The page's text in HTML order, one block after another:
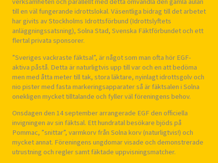
till en väl fungerande idrottslokal. Väsentliga bidrag till det arbetet
har givits av Stockholms Idrottsförbund (Idrottslyftets
anläggningssatsning), Solna Stad, Svenska Fäktförbundet och ett
flertal privata sponsorer.
”Sveriges vackraste fäktsal”, är något som man ofta hör EGF-
aktiva påstå. Detta är naturligtvis upp till var och en att bedöma
men med åtta meter till tak, stora läktare, nyinlagt idrottsgolv och
nio pister med fasta markeringsapparater så är fäktsalen i Solna
onekligen mycket tilltalande och fyller väl föreningens behov.
Onsdagen den 14 september arrangerade EGF den officiella
invigningen av sin fäktsal. Ett hundratal besökare bjöds på
Pommac, ”snittar”, varmkorv från Solna korv (naturligtvis!) och
mycket annat. Föreningens ungdomar visade och demonstrerade
utrustning och regler samt fäktade uppvisningsmatcher.